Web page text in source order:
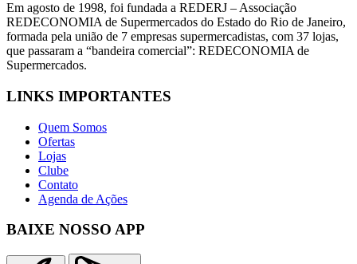
Em agosto de 1998, foi fundada a REDERJ – Associação
REDECONOMIA de Supermercados do Estado do Rio de Janeiro,
formada pela união de 7 empresas supermercadistas, com 37 lojas,
que passaram a “bandeira comercial”: REDECONOMIA de
Supermercados.
LINKS IMPORTANTES
Quem Somos
Ofertas
Lojas
Clube
Contato
Agenda de Ações
BAIXE NOSSO APP